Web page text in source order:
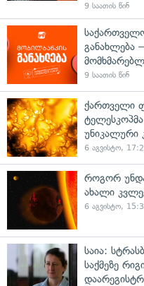
9 საათის წინ
განახლება
9 საათის წინ
ქართველი
უნიკალური
6 აგვისტო,
როგორ
ახალი
6 აგვისტო,
საია:
საქმეზე